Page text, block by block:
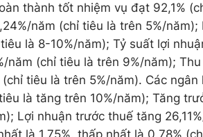
thành tốt nhiệm vụ đạt 92,1%
năm (chỉ tiêu là trên 5%/
là 8-10%/năm); Tỷ suất lợi
năm (chỉ tiêu là trên 9%/năm);
tiêu là trên 5%/năm). Các
là tăng trên 10%/năm); Tăng
Lợi nhuận trước thuế tăng
là 1,75%, thấp nhất là 0,78%